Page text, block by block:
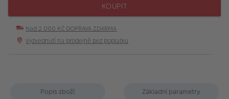
KOUPIT
Nad 2 000 Kč DOPRAVA ZDARMA
Vyzvednutí na prodejně bez poplatku
Popis zboží Základní parametry